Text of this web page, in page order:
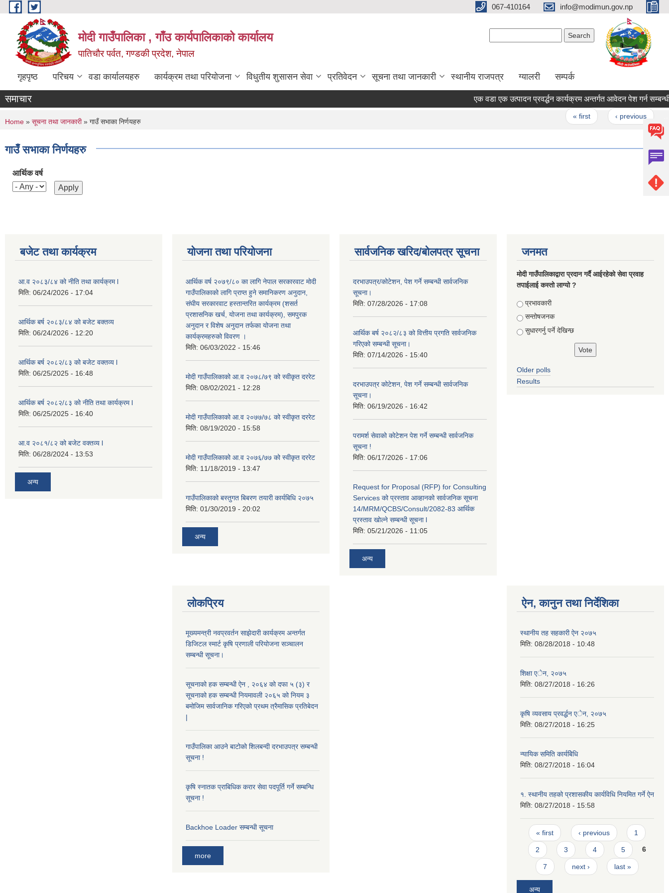
Skip to main content 067-410164 info@modimun.gov.np
मोदी गाउँपालिका , गाँउ कार्यपालिकाको कार्यालय
पातिचौर पर्वत, गण्डकी प्रदेश, नेपाल
गृहपृष्ठ परिचय वडा कार्यालयहरु कार्यक्रम तथा परियोजना विधुतीय शुसासन सेवा प्रतिवेदन सूचना तथा जानकारी स्थानीय राजपत्र ग्यालरी सम्पर्क
समाचार एक वडा एक उत्पादन प्रवर्द्धन कार्यक्रम अन्तर्गत आवेदन पेश गर्न सम्बन्धी
« first ‹ previous
You are here
Home » सूचना तथा जानकारी» गाउँ सभाका निर्णयहरु
गाउँ सभाका निर्णयहरु
आर्थिक वर्ष
बजेट तथा कार्यक्रम
आ.व २०८३/८४ को नीति तथा कार्यक्रम l
मिति: 06/24/2026 - 17:04
आर्थिक बर्ष २०८३/८४ को बजेट बक्तव्य
मिति: 06/24/2026 - 12:20
आर्थिक बर्ष २०८२/८३ को बजेट वक्तव्य l
मिति: 06/25/2025 - 16:48
आर्थिक बर्ष २०८२/८३ को नीति तथा कार्यक्रम l
मिति: 06/25/2025 - 16:40
आ.व २०८१/८२ को बजेट वक्तव्य l
मिति: 06/28/2024 - 13:53
अन्य
योजना तथा परियोजना
आर्थिक वर्ष २०७९/८० का लागि नेपाल सरकारवाट मोदी
गाउँपालिकाको लागि प्राप्त हुने समानिकरण अनुदान,
संघीय सरकारवाट हस्तान्तरित कार्यक्रम (शसर्त
प्रशासनिक खर्च, योजना तथा कार्यक्रम), समपुरक
अनुदान र विशेष अनुदान तर्फका योजना तथा
कार्यक्रमहरुको विवरण ।
मिति: 06/03/2022 - 15:46
मोदी गाउँपालिकाको आ.व २०७८/७९ को स्वीकृत दररेट
मिति: 08/02/2021 - 12:28
मोदी गाउँपालिकाको आ.व २०७७/७८ को स्वीकृत दररेट
मिति: 08/19/2020 - 15:58
मोदी गाउँपालिकाको आ.व २०७६/७७ को स्वीकृत दररेट
मिति: 11/18/2019 - 13:47
गाउँपालिकाको बस्तुगत बिबरण तयारी कार्यबिधि २०७५
मिति: 01/30/2019 - 20:02
अन्य
सार्वजनिक खरिद/बोलपत्र सूचना
दरभाउपत्र/कोटेशन, पेश गर्ने सम्बन्धी सार्वजनिक
सूचना।
मिति: 07/28/2026 - 17:08
आर्थिक बर्ष २०८२/८३ को वित्तीय प्रगति सार्वजनिक
गरिएको सम्बन्धी सूचना।
मिति: 07/14/2026 - 15:40
दरभाउपत्र कोटेशन, पेश गर्ने सम्बन्धी सार्वजनिक
सूचना।
मिति: 06/19/2026 - 16:42
परामर्श सेवाको कोटेशन पेश गर्ने सम्बन्धी सार्वजनिक
सूचना !
मिति: 06/17/2026 - 17:06
Request for Proposal (RFP) for Consulting
Services को प्रस्ताव आव्हानको सार्वजनिक सूचना
14/MRM/QCBS/Consult/2082-83 आर्थिक
प्रस्ताव खोल्ने सम्बन्धी सूचना l
मिति: 05/21/2026 - 11:05
अन्य
जनमत
मोदी गाउँपालिकाद्वारा प्रदान गर्दै आईरहेको सेवा प्रवाह
तपाईलाई कस्तो लाग्यो ?
Choices
प्रभावकारी
सन्तोषजनक
सुधारगर्नु पर्ने देखिन्छ
Older polls
Results
लोकप्रिय
मूख्यमन्त्री नवप्रवर्तन साझेदारी कार्यक्रम अन्तर्गत
डिजिटल स्मार्ट कृषि प्रणाली परियोजना सञ्चालन
सम्बन्धी सूचना।
सूचनाको हक सम्बन्धी ऐन , २०६४ को दफा ५ (३) र
सूचनाको हक सम्बन्धी नियमावली २०६५ को नियम ३
बमोजिम सार्वजानिक गरिएको प्रथम त्रैमासिक प्रतिबेदन
|
गाउँपालिका आउने बाटोको शिलबन्दी दरभाउपत्र सम्बन्धी
सूचना !
कृषि स्नातक प्राबिधिक करार सेवा पदपूर्ति गर्ने सम्बन्धि
सूचना !
Backhoe Loader सम्बन्धी सूचना
more
ऐन, कानुन तथा निर्देशिका
स्थानीय तह सहकारी ऐन २०७५
मिति: 08/28/2018 - 10:48
शिक्षा एेन, २०७५
मिति: 08/27/2018 - 16:26
कृषि व्यवसाय प्रवर्द्धन एेन, २०७५
मिति: 08/27/2018 - 16:25
न्यायिक समिति कार्यबिेधि
मिति: 08/27/2018 - 16:04
१. स्थानीय तहको प्रशासकीय कार्यविधि नियमित गर्ने ऐन
मिति: 08/27/2018 - 15:58
Pages
« first ‹ previous 1
2 3 4 5 6
7 next › last »
अन्य